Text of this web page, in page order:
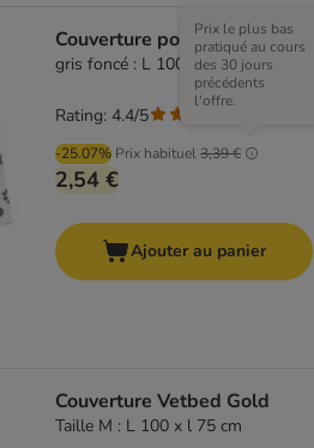
Couverture polaire Pawty
gris foncé : L 100 x l 70 cm
-25.07% Prix habituel3,39 €
Prix le plus bas
pratiqué au cours
des 30 jours
précédents
l'offre.
2,54 €
Rating: 4.4/5
Ajouter au panier
Couverture Vetbed Gold
Taille M : L 100 x l 75 cm